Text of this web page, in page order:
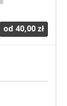
od 40,00 zł